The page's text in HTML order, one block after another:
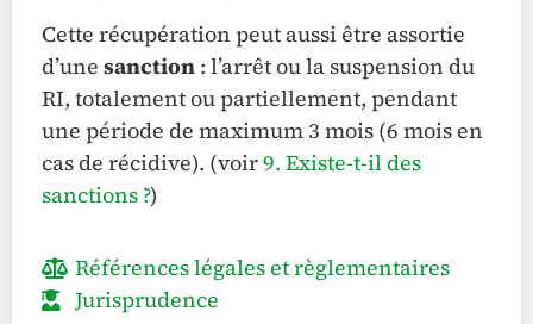
Cette récupération peut aussi être assortie
d’une sanction : l’arrêt ou la suspension du
RI, totalement ou partiellement, pendant
une période de maximum 3 mois (6 mois en
cas de récidive). (voir9. Existe-t-il des
sanctions ?)
Références légales et règlementaires
Jurisprudence